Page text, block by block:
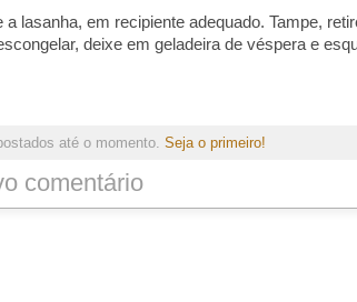
a lasanha, em recipiente adequado. Tampe,
deixe em geladeira de véspera e
até o momento. Seja o primeiro!
comentário